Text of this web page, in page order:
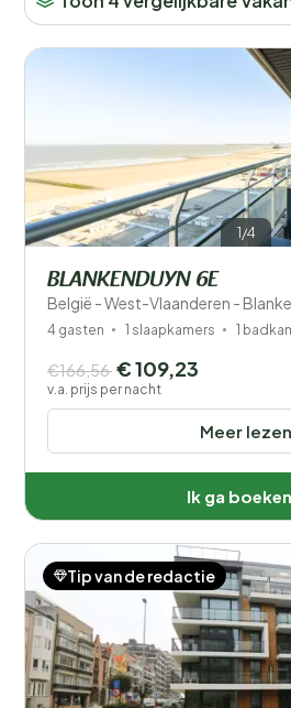
1/4
BLANKENDUYN 6E
België - West-Vlaanderen -
4 gasten 1 slaapkamers 1
Meer lezen
€166,56 € 109,23
v.a. prijs per nacht
Ik ga boeken
Tip van de redactie